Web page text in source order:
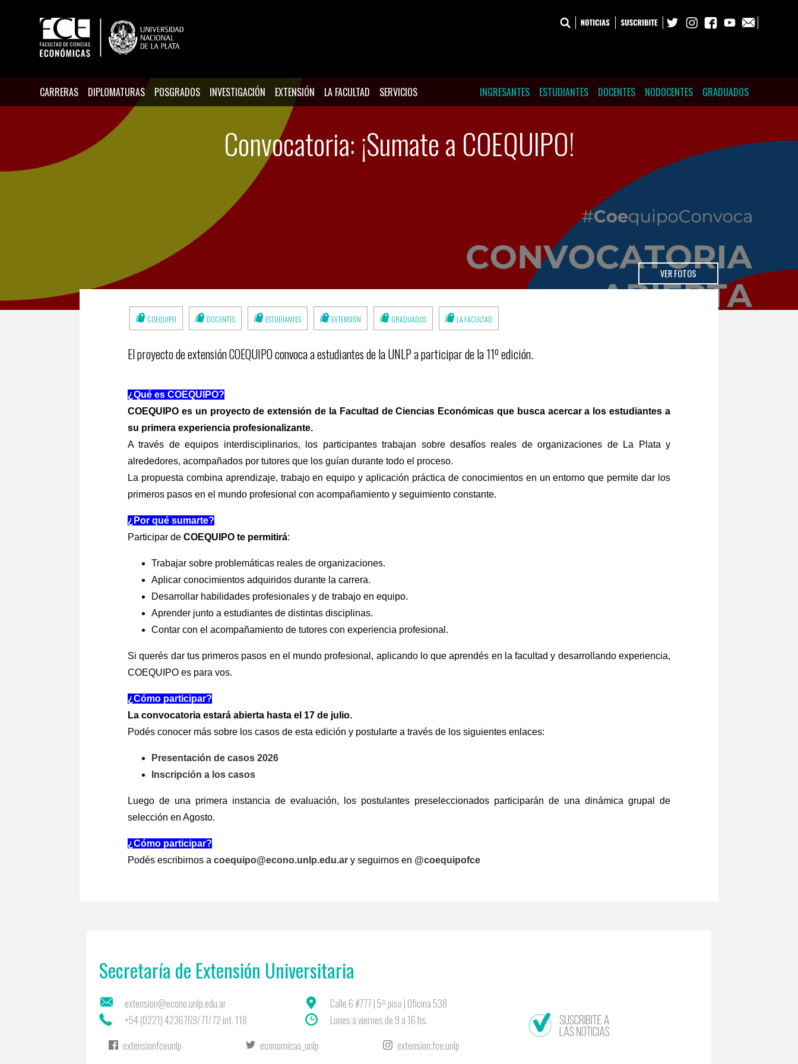
CARRERAS DIPLOMATURAS POSGRADOS INVESTIGACIÓN EXTENSIÓN LA FACULTAD SERVICIOS GRADUADOS
NODOCENTES
DOCENTES
ESTUDIANTES
INGRESANTES
Convocatoria: ¡Sumate a COEQUIPO!
VER FOTOS
COEQUIPO DOCENTES ESTUDIANTES EXTENSIÓN GRADUADOS LA FACULTAD
El proyecto de extensión COEQUIPO convoca a estudiantes de la UNLP a participar de la 11º edición.
¿Qué es COEQUIPO?
COEQUIPO es un proyecto de extensión de la Facultad de Ciencias Económicas que busca acercar a los estudiantes a
su primera experiencia profesionalizante.
A través de equipos interdisciplinarios, los participantes trabajan sobre desafíos reales de organizaciones de La Plata y
alrededores, acompañados por tutores que los guían durante todo el proceso.
La propuesta combina aprendizaje, trabajo en equipo y aplicación práctica de conocimientos en un entorno que permite dar los
primeros pasos en el mundo profesional con acompañamiento y seguimiento constante.
¿Por qué sumarte?
Participar deCOEQUIPO te permitirá:
Trabajar sobre problemáticas reales de organizaciones.
Aplicar conocimientos adquiridos durante la carrera.
Desarrollar habilidades profesionales y de trabajo en equipo.
Aprender junto a estudiantes de distintas disciplinas.
Contar con el acompañamiento de tutores con experiencia profesional.
Si querés dar tus primeros pasos en el mundo profesional, aplicando lo que aprendés en la facultad y desarrollando experiencia,
COEQUIPO es para vos.
¿Cómo participar?
La convocatoria estará abierta hasta el 17 de julio.
Podés conocer más sobre los casos de esta edición y postularte a través de los siguientes enlaces:
Presentación de casos 2026
Inscripción a los casos
Luego de una primera instancia de evaluación, los postulantes preseleccionados participarán de una dinámica grupal de
selección en Agosto.
¿Cómo participar?
Podés escribirnos acoequipo@econo.unlp.edu.ar y seguirnos en @coequipofce
Secretaría de Extensión Universitaria
extension@econo.unlp.edu.ar
Calle 6 #777 | 5º piso | Oficina 538
+54 (0221) 4236769/71/72 int. 118
Lunes a viernes de 9 a 16 hs.
extensionfceunlp
economicas_unlp extension.fce.unlp